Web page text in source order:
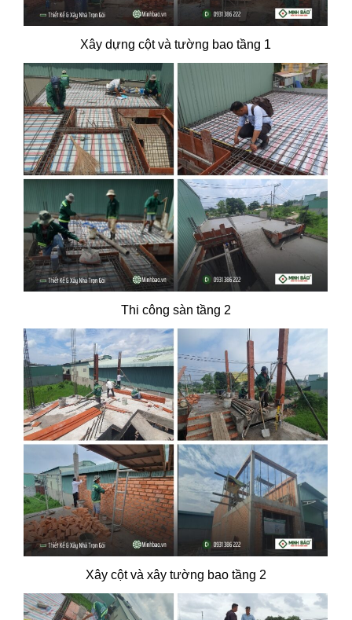
Xây dựng cột và tường bao tầng 1
Thi công sàn tầng 2
Xây cột và xây tường bao tầng 2